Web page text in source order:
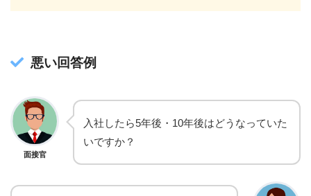
悪い回答例
面接官
入社したら5年後・10年後はどうなっていた
いですか？